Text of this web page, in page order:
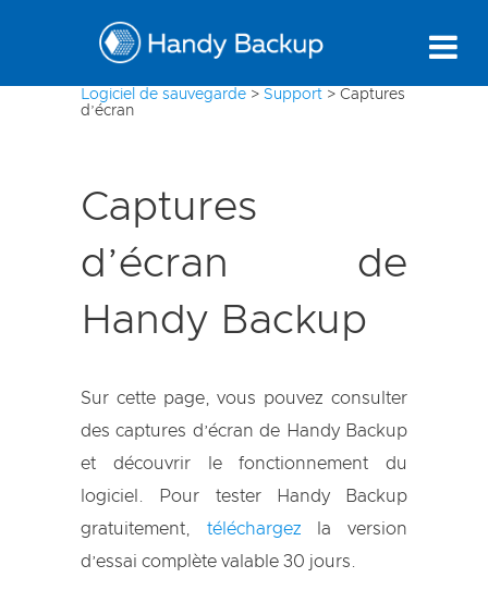
Logiciel de sauvegarde > Support > Captures
d’écran
Captures
d’écran de
Handy Backup
Sur cette page, vous pouvez consulter
des captures d’écran de Handy Backup
et découvrir le fonctionnement du
logiciel. Pour tester Handy Backup
gratuitement, téléchargez la version
d’essai complète valable 30 jours.